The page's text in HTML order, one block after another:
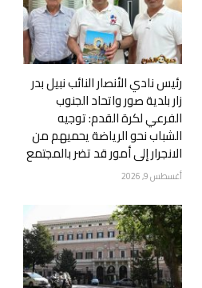
رئيس نادي الأنصار النائب نبيل بدر
زار بلدية صور واتحاد الجنوب
الفرعي لكرة القدم: توجيه
الشباب نحو الرياضة يحميهم من
الانجرار إلى أمور قد تضر بالمجتمع
أغسطس 9, 2026